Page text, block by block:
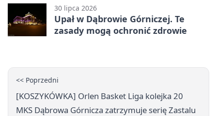
30 lipca 2026
Upał w Dąbrowie Górniczej. Te
zasady mogą ochronić zdrowie
<< Poprzedni
[KOSZYKÓWKA] Orlen Basket Liga kolejka 20
MKS Dąbrowa Górnicza zatrzymuje serię Zastalu